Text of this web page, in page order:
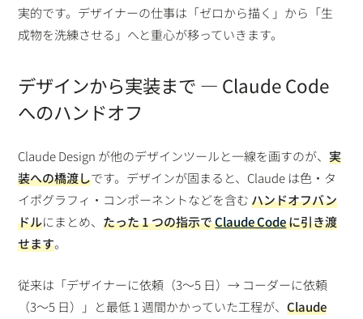
実的です。デザイナーの仕事は「ゼロから描く」から「生
成物を洗練させる」へと重心が移っていきます。
デザインから実装まで ― Claude Code
へのハンドオフ
Claude Design が他のデザインツールと一線を画すのが、実
装への橋渡しです。デザインが固まると、Claude は色・タ
イポグラフィ・コンポーネントなどを含むハンドオフバン
ドルにまとめ、たった 1 つの指示でClaude Codeに引き渡
せます。
従来は「デザイナーに依頼（3〜5 日）→ コーダーに依頼
（3〜5 日）」と最低 1 週間かかっていた工程が、Claude